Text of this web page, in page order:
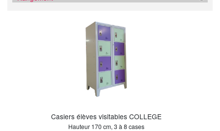
Casiers élèves visitables COLLEGE
Hauteur 170 cm, 3 à 8 cases